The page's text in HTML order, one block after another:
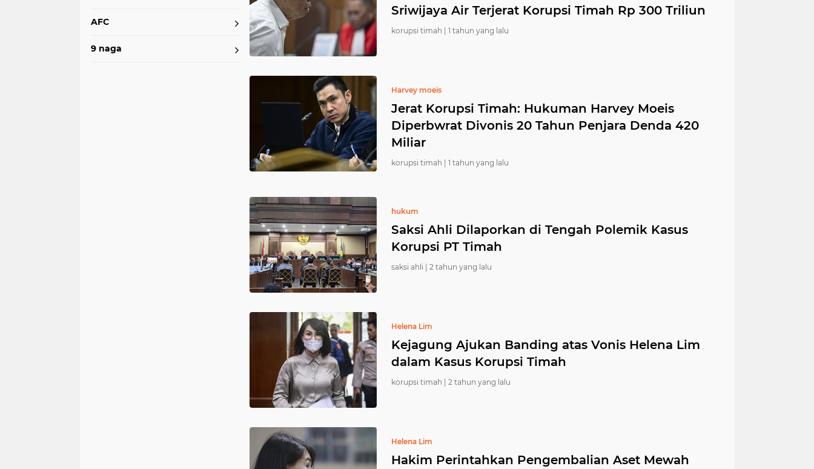
AFC
9 naga
Sriwijaya Air Terjerat Korupsi Timah Rp 300 Triliun
korupsi timah | 1 tahun yang lalu
Harvey moeis
Jerat Korupsi Timah: Hukuman Harvey Moeis
Diperbwrat Divonis 20 Tahun Penjara Denda 420
Miliar
korupsi timah | 1 tahun yang lalu
hukum
Saksi Ahli Dilaporkan di Tengah Polemik Kasus
Korupsi PT Timah
saksi ahli | 2 tahun yang lalu
Helena Lim
Kejagung Ajukan Banding atas Vonis Helena Lim
dalam Kasus Korupsi Timah
korupsi timah | 2 tahun yang lalu
Helena Lim
Hakim Perintahkan Pengembalian Aset Mewah